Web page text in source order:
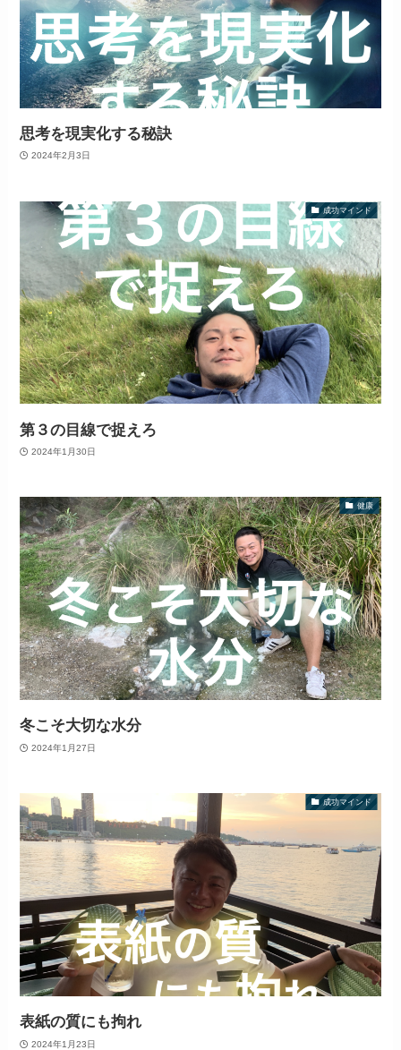
思考を現実化する秘訣
2024年2月3日
成功マインド
第３の目線で捉えろ
2024年1月30日
健康
冬こそ大切な水分
2024年1月27日
成功マインド
表紙の質にも拘れ
2024年1月23日